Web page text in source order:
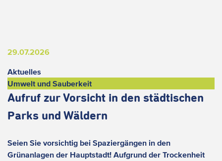
29.07.2026
Aktuelles
Umwelt und Sauberkeit
Aufruf zur Vorsicht in den städtischen
Parks und Wäldern
Seien Sie vorsichtig bei Spaziergängen in den
Grünanlagen der Hauptstadt! Aufgrund der Trockenheit